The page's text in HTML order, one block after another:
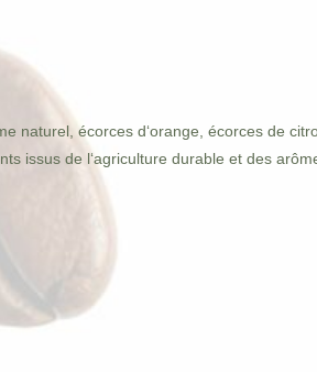
naturel, écorces d‘orange, écorces de
issus de l‘agriculture durable et des